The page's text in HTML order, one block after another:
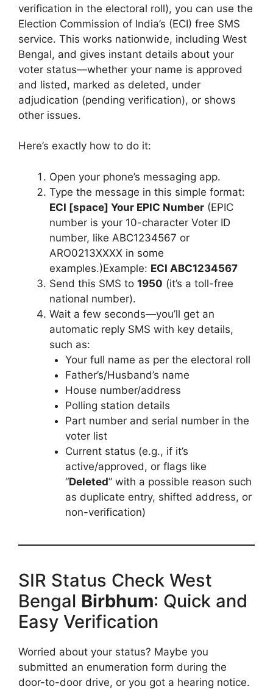
verification in the electoral roll), you can use the
Election Commission of India’s (ECI) free SMS
service. This works nationwide, including West
Bengal, and gives instant details about your
voter status—whether your name is approved
and listed, marked as deleted, under
adjudication (pending verification), or shows
other issues.
Here’s exactly how to do it:
Open your phone’s messaging app.
Type the message in this simple format:
ECI [space] Your EPIC Number (EPIC
number is your 10-character Voter ID
number, like ABC1234567 or
ARO0213XXXX in some
examples.)Example: ECI ABC1234567
Send this SMS to 1950 (it’s a toll-free
national number).
Wait a few seconds—you’ll get an
automatic reply SMS with key details,
such as:
Your full name as per the electoral roll
Father’s/Husband’s name
House number/address
Polling station details
Part number and serial number in the
voter list
Current status (e.g., if it’s
active/approved, or flags like
“Deleted” with a possible reason such
as duplicate entry, shifted address, or
non-verification)
SIR Status Check West
Bengal Birbhum: Quick and
Easy Verification
Worried about your status? Maybe you
submitted an enumeration form during the
door-to-door drive, or you got a hearing notice.